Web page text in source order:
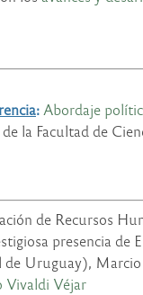
: Abordaje
la Facultad de
de Recursos
presencia
Uruguay), Marcio
Vivaldi Véjar